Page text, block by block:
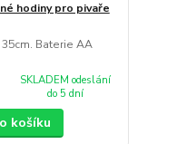
hodiny pro pivaře
Baterie AA
SKLADEM odeslání
do 5 dní
košíku